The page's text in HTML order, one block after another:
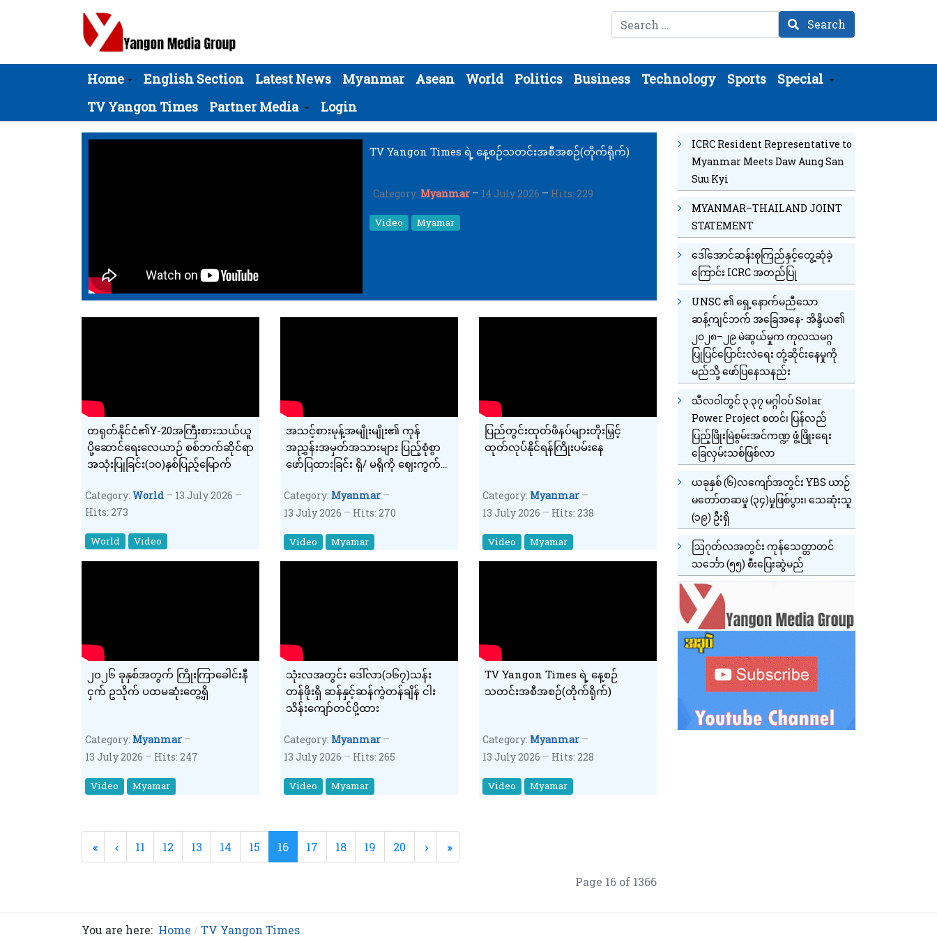
Search Search
Home English Section Latest News Myanmar Asean World Politics Business Technology Sports
Special
TV Yangon Times
Partner Media Login
TV Yangon Times ရဲ့ နေ့စဉ်သတင်းအစီအစဉ်(တိုက်ရိုက်)
Category: Myanmar 14 July 2026 Hits: 229
Video Myamar
တရုတ်နိုင်ငံ၏Y-20အကြီးစားသယ်ယူ
ပို့ဆောင်ရေးလေယာဉ် စစ်ဘက်ဆိုင်ရာ
အသုံးပြုခြင်း(၁၀)နှစ်ပြည့်မြောက်
Category: World
13 July 2026
Hits: 273
World Video
အသင့်စားမုန့်အမျိုးမျိုး၏ ကုန်
အညွှန်းအမှတ်အသားများ ပြည့်စုံစွာ
ဖော်ပြထားခြင်း ရှိ/ မရှိကို ဈေးကွက်
Category: Myanmar
13 July 2026
Hits: 270
Video Myamar
ပြည်တွင်းထုတ်ဖိနပ်များတိုးမြှင့်
ထုတ်လုပ်နိုင်ရန်ကြိုးပမ်းနေ
Category: Myanmar
13 July 2026
Hits: 238
Video Myamar
၂၀၂၆ ခုနှစ်အတွက် ကြိုးကြာခေါင်းနီ
ငှက် ဥသိုက် ပထမဆုံးတွေ့ရှိ
Category: Myanmar
13 July 2026
Hits: 247
Video Myamar
သုံးလအတွင်း ဒေါ်လာ(၁၆၇)သန်း
တန်ဖိုးရှိ ဆန်နှင့်ဆန်ကွဲတန်ချိန် ငါး
သိန်းကျော်တင်ပို့ထား
Category: Myanmar
13 July 2026
Hits: 265
Video Myamar
TV Yangon Times ရဲ့ နေ့စဉ်
သတင်းအစီအစဉ်(တိုက်ရိုက်)
Category: Myanmar
13 July 2026
Hits: 228
Video Myamar
11 12 13 14 15 16 17 18 19 20
Page 16 of 1366
ICRC Resident Representative to
Myanmar Meets Daw Aung San
Suu Kyi
MYANMAR–THAILAND JOINT
STATEMENT
ဒေါ်အောင်ဆန်းစုကြည်နှင့်တွေ့ဆုံခဲ့
ကြောင်း ICRC အတည်ပြု
UNSC ၏ ရှေ့နောက်မညီသော
ဆန့်ကျင်ဘက် အခြေအနေ- အိန္ဒိယ၏
၂၀၂၈–၂၉ မဲဆွယ်မှုက ကုလသမဂ္ဂ
ပြုပြင်ပြောင်းလဲရေး တုံ့ဆိုင်းနေမှုကို
မည်သို့ ဖော်ပြနေသနည်း
သီလဝါတွင် ၃.၃၇ မဂ္ဂါဝပ် Solar
Power Project စတင်၊ ပြန်လည်
ပြည့်ဖြိုးမြဲစွမ်းအင်ကဏ္ဍ ဖွံ့ဖြိုးရေး
ခြေလှမ်းသစ်ဖြစ်လာ
ယခုနှစ် (၆)လကျော်အတွင်း YBS ယာဉ်
မတော်တဆမှု (၃၄)မှုဖြစ်ပွား၊ သေဆုံးသူ
(၁၉) ဦးရှိ
ဩဂုတ်လအတွင်း ကုန်သေတ္တာတင်
သင်္ဘော (၅၅) စီးပြေးဆွဲမည်
You are here: Home TV Yangon Times